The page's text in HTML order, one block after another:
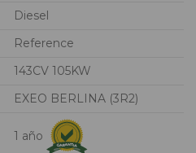
Diesel
Reference
143CV 105KW
EXEO BERLINA (3R2)
1 año